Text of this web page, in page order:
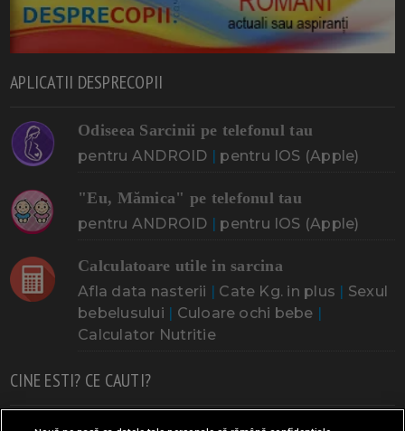
APLICATII DESPRECOPII
Odiseea Sarcinii pe telefonul tau
pentru ANDROID pentru IOS (Apple)
"Eu, Mămica" pe telefonul tau
pentru ANDROID pentru IOS (Apple)
Calculatoare utile in sarcina
Afla data nasterii Cate Kg. in plus
Sexul
bebelusului
Culoare ochi bebe
Calculator Nutritie
CINE ESTI? CE CAUTI?